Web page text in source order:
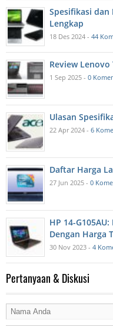
Spesifikasi dan
Lengkap
18 Des 2024 - 44
Review
1 Sep 2025 - 0
Ulasan
22 Apr 2024 - 6
Daftar Harga
27 Jun 2025 - 0
HP 14-
Dengan Harga
30 Nov 2023 - 4
Pertanyaan & Diskusi